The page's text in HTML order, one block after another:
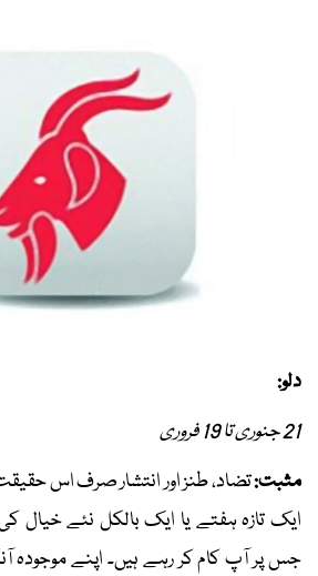
دلو:
21 جنوری تا 19 فروری
مثبت:تضاد، طنز اور انتشار صرف اس
ایک تازہ ہفتے یا ایک بالکل نئے
جس پر آپ کام کر رہے ہیں۔ اپنے